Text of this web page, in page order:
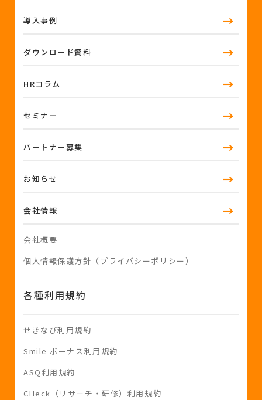
導入事例
ダウンロード資料
HRコラム
セミナー
パートナー募集
お知らせ
会社情報
会社概要
個人情報保護方針（プライバシーポリシー）
各種利用規約
せきなび利用規約
Smile ボーナス利用規約
ASQ利用規約
CHeck（リサーチ・研修）利用規約